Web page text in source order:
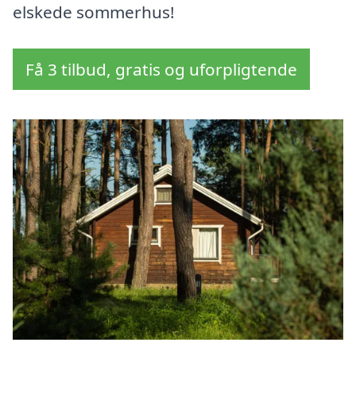
elskede sommerhus!
Få 3 tilbud, gratis og uforpligtende